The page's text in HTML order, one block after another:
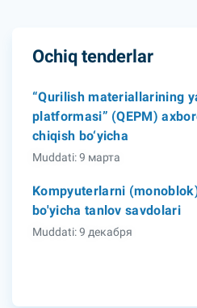
Ochiq tenderlar
“Qurilish materiallarining
platformasi” (QEPM)
chiqish bo‘yicha
Muddati: 9 марта
Kompyuterlarni
bo'yicha tanlov savdolari
Muddati: 9 декабря